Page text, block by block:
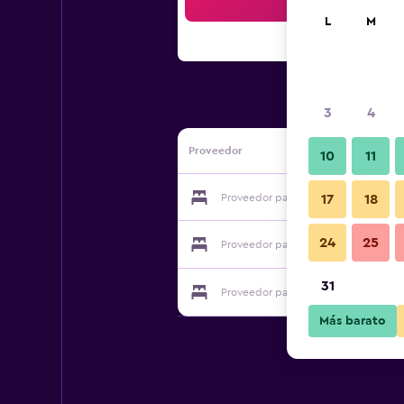
Proveedor
Proveedor para La Dorépontaise
Proveedor para La Dorépontaise
Proveedor para La Dorépontaise
L M
3 4
10 11
17 18
24 25
31
Más barato